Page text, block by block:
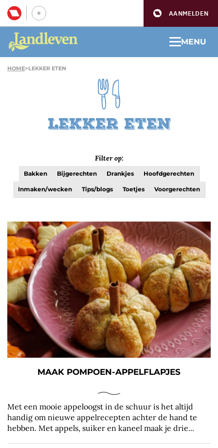
AANMELDEN
MENU
HOME>LEKKER ETEN
Lekker eten
Filter op:
Bakken Bijgerechten Drankjes Hoofdgerechten
Inmaken/wecken Tips/blogs Toetjes Voorgerechten
MAAK POMPOEN-APPELFLAPJES
Met een mooie appeloogst in de schuur is het altijd
handig om nieuwe appelrecepten achter de hand te
hebben. Met appels, suiker en kaneel maak je drie...